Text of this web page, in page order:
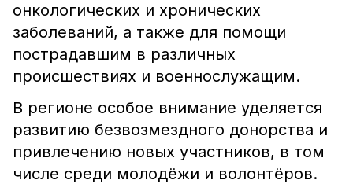
онкологических и хронических
заболеваний, а также для помощи
пострадавшим в различных
происшествиях и военнослужащим.
В регионе особое внимание уделяется
развитию безвозмездного донорства и
привлечению новых участников, в том
числе среди молодёжи и волонтёров.